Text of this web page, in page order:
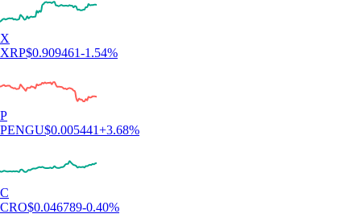
X
XRP$0.909461-1.54%
P
PENGU$0.005441+3.68%
C
CRO$0.046789-0.40%